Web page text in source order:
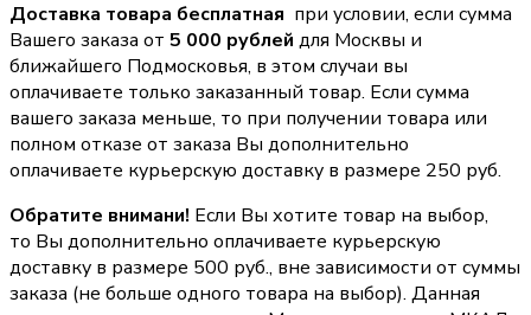
Доставка товара бесплатная при условии, если сумма
Вашего заказа от 5 000 рублей для Москвы и
ближайшего Подмосковья, в этом случаи вы
оплачиваете только заказанный товар. Если сумма
вашего заказа меньше, то при получении товара или
полном отказе от заказа Вы дополнительно
оплачиваете курьерскую доставку в размере 250 руб.
Обратите внимани! Если Вы хотите товар на выбор,
то Вы дополнительно оплачиваете курьерскую
доставку в размере 500 руб., вне зависимости от суммы
заказа (не больше одного товара на выбор). Данная